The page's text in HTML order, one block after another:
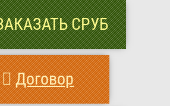
СРУБ
Договор